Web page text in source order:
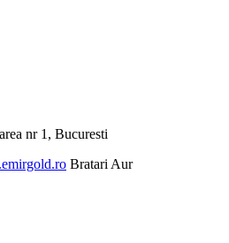
nr 1, Bucuresti
Bratari Aur